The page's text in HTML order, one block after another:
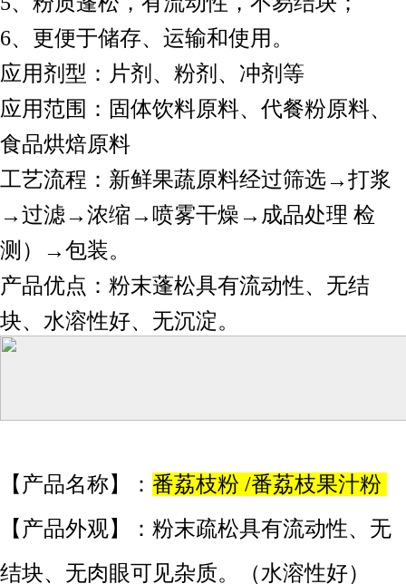
6、更便于储存、运输和使用。
应用剂型：片剂、粉剂、冲剂等
应用范围：固体饮料原料、代餐粉原料、
食品烘焙原料
工艺流程：新鲜果蔬原料经过筛选→打浆
→过滤→浓缩→喷雾干燥→成品处理 检
测）→包装。
产品优点：粉末蓬松具有流动性、无结
块、水溶性好、无沉淀。
【产品名称】： 番荔枝粉 /番荔枝果汁粉
【产品外观】：粉末疏松具有流动性、无
结块、无肉眼可见杂质。（水溶性好）